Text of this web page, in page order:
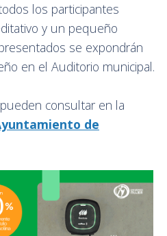
los participantes
y un pequeño
se expondrán
en el Auditorio municipal.
consultar en la
de